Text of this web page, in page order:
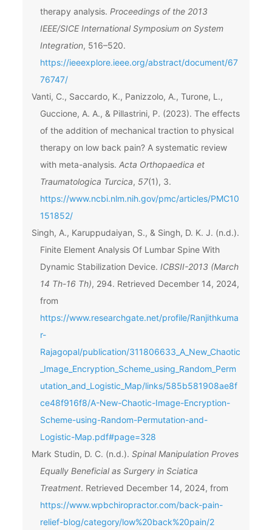
therapy analysis. Proceedings of the 2013
IEEE/SICE International Symposium on System
Integration, 516–520.
https://ieeexplore.ieee.org/abstract/document/67
76747/
Vanti, C., Saccardo, K., Panizzolo, A., Turone, L.,
Guccione, A. A., & Pillastrini, P. (2023). The effects
of the addition of mechanical traction to physical
therapy on low back pain? A systematic review
with meta-analysis. Acta Orthopaedica et
Traumatologica Turcica, 57(1), 3.
https://www.ncbi.nlm.nih.gov/pmc/articles/PMC10
151852/
Singh, A., Karuppudaiyan, S., & Singh, D. K. J. (n.d.).
Finite Element Analysis Of Lumbar Spine With
Dynamic Stabilization Device. ICBSII-2013 (March
14 Th-16 Th), 294. Retrieved December 14, 2024,
from
https://www.researchgate.net/profile/Ranjithkuma
r-
Rajagopal/publication/311806633_A_New_Chaotic
_Image_Encryption_Scheme_using_Random_Perm
utation_and_Logistic_Map/links/585b581908ae8f
ce48f916f8/A-New-Chaotic-Image-Encryption-
Scheme-using-Random-Permutation-and-
Logistic-Map.pdf#page=328
Mark Studin, D. C. (n.d.). Spinal Manipulation Proves
Equally Beneficial as Surgery in Sciatica
Treatment. Retrieved December 14, 2024, from
https://www.wpbchiropractor.com/back-pain-
relief-blog/category/low%20back%20pain/2